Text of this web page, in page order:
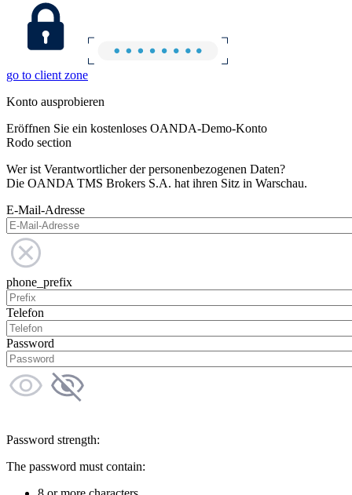
go to client zone
Konto ausprobieren
Eröffnen Sie ein kostenloses OANDA-Demo-Konto
Rodo section
Wer ist Verantwortlicher der personenbezogenen Daten?
Die OANDA TMS Brokers S.A. hat ihren Sitz in Warschau.
E-Mail-Adresse
phone_prefix
Telefon
Password
Password strength:
The password must contain: